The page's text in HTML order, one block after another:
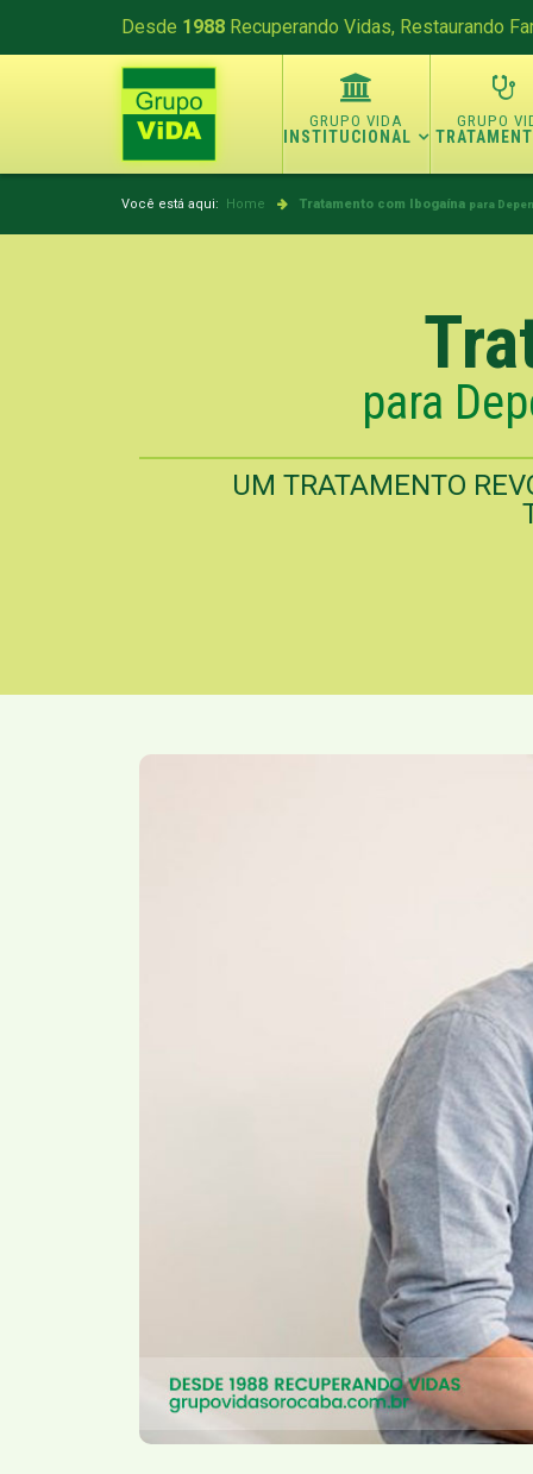
Desde 1988 Recuperando Vidas, Restaurando
INSTITUCIONAL
Você está aqui: Home Tratamento com Ibogaína para
para
UM TRATAMENTO